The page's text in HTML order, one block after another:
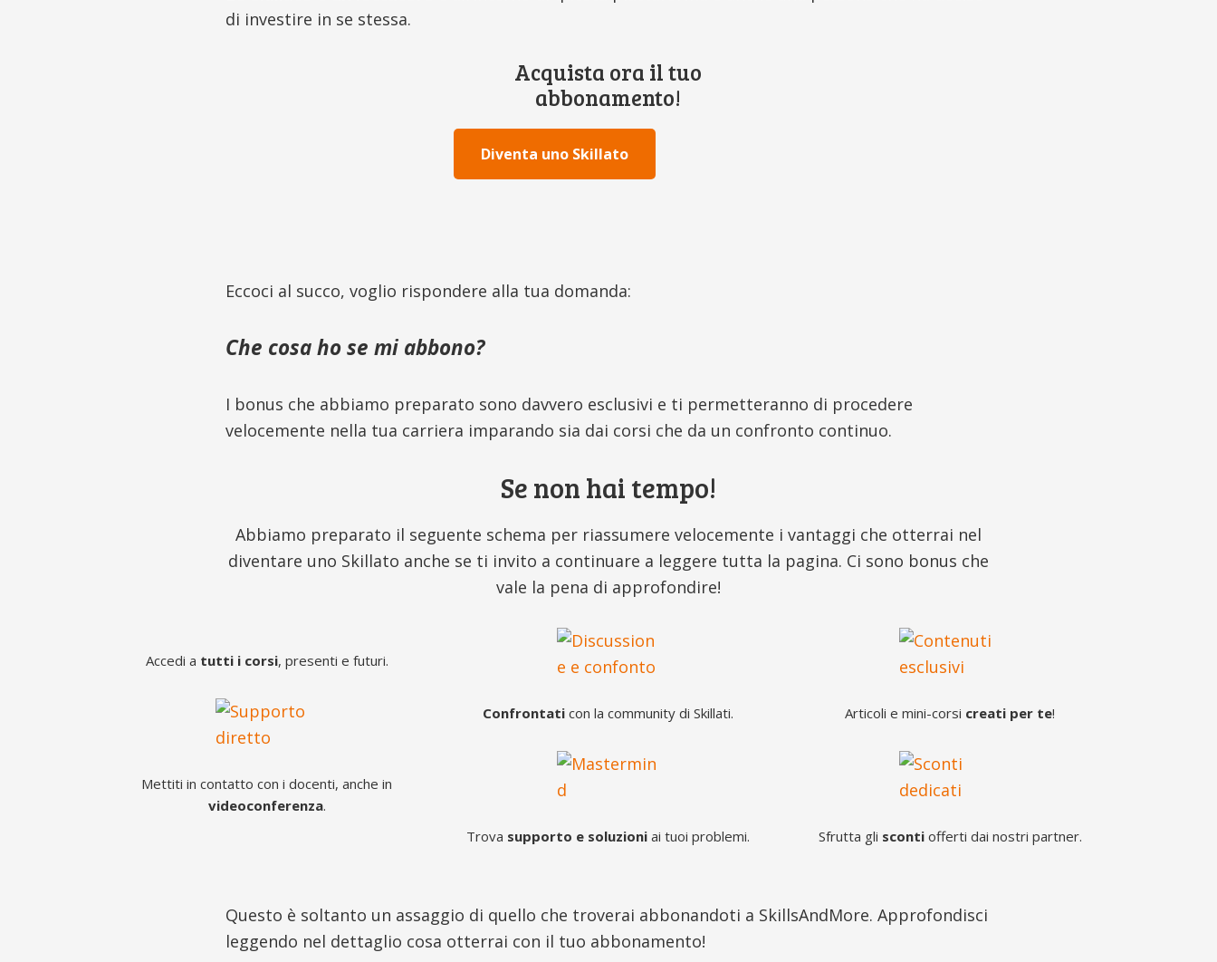
di investire in se stessa.
Acquista ora il tuo
abbonamento!
Diventa uno Skillato
Eccoci al succo, voglio rispondere alla tua domanda:
Che cosa ho se mi abbono?
I bonus che abbiamo preparato sono davvero esclusivi e ti permetteranno di procedere
velocemente nella tua carriera imparando sia dai corsi che da un confronto continuo.
Se non hai tempo!
Abbiamo preparato il seguente schema per riassumere velocemente i vantaggi che otterrai nel
diventare uno Skillato anche se ti invito a continuare a leggere tutta la pagina. Ci sono bonus che
vale la pena di approfondire!
Accedi a tutti i corsi, presenti e futuri.
Mettiti in contatto con i docenti, anche in
videoconferenza.
Confrontati con la community di Skillati.
Trova supporto e soluzioni ai tuoi problemi.
Articoli e mini-corsi creati per te!
Sfrutta gli scontiofferti dai nostri partner.
Questo è soltanto un assaggio di quello che troverai abbonandoti a SkillsAndMore. Approfondisci
leggendo nel dettaglio cosa otterrai con il tuo abbonamento!